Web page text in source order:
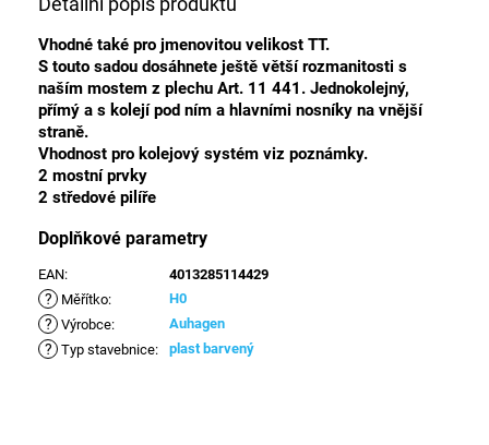
Vhodné také pro jmenovitou velikost TT.
S touto sadou dosáhnete ještě větší rozmanitosti s
naším mostem z plechu Art. 11 441. Jednokolejný,
přímý a s kolejí pod ním a hlavními nosníky na vnější
straně.
Vhodnost pro kolejový systém viz poznámky.
2 mostní prvky
2 středové pilíře
Doplňkové parametry
EAN: 4013285114429
? Měřítko: H0
? Výrobce: Auhagen
? Typ stavebnice: plast barvený